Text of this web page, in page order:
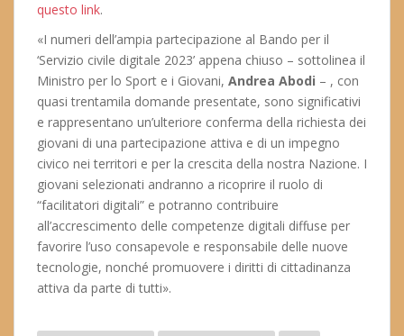
questo link.
«I numeri dell’ampia partecipazione al Bando per il
‘Servizio civile digitale 2023’ appena chiuso – sottolinea il
Ministro per lo Sport e i Giovani, Andrea Abodi – , con
quasi trentamila domande presentate, sono significativi
e rappresentano un’ulteriore conferma della richiesta dei
giovani di una partecipazione attiva e di un impegno
civico nei territori e per la crescita della nostra Nazione. I
giovani selezionati andranno a ricoprire il ruolo di
“facilitatori digitali” e potranno contribuire
all’accrescimento delle competenze digitali diffuse per
favorire l’uso consapevole e responsabile delle nuove
tecnologie, nonché promuovere i diritti di cittadinanza
attiva da parte di tutti».